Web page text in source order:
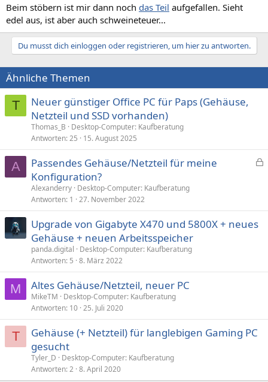
Beim stöbern ist mir dann noch das Teil aufgefallen. Sieht
edel aus, ist aber auch schweineteuer...
Du musst dich einloggen oder registrieren, um hier zu antworten.
Ähnliche Themen
T
Neuer günstiger Office PC für Paps (Gehäuse,
Netzteil und SSD vorhanden)
Thomas_B
Desktop-Computer: Kaufberatung
Antworten 25 15. August 2025
A
e
Passendes Gehäuse/Netzteil für meine
Konfiguration?
Alexanderry Desktop-Computer: Kaufberatung
Antworten 1 27. November 2022
Upgrade von Gigabyte X470 und 5800X + neues
Gehäuse + neuen Arbeitsspeicher
panda.digital
Desktop-Computer: Kaufberatung
Antworten 5 8. März 2022
M Altes Gehäuse/Netzteil, neuer PC
MikeTM
Desktop-Computer: Kaufberatung
Antworten 10 25. Juli 2020
T
Gehäuse (+ Netzteil) für langlebigen Gaming PC
gesucht
Tyler_D
Desktop-Computer: Kaufberatung
Antworten 2 8. April 2020